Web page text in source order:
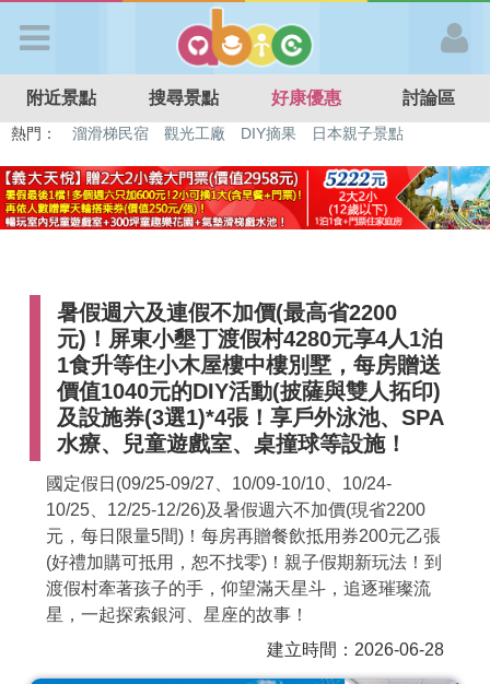
APP登入
首 頁
好康優惠
最新消息
最新留言
商家合作
推薦景點
附近景點 搜尋景點 好康優惠 討論區
熱門： 特色遊戲場 親子住房優惠 台北親子餐廳
溫泉泡湯SPA
暑假週六及連假不加價(最高省2200
元)！屏東小墾丁渡假村4280元享4人1泊
1食升等住小木屋樓中樓別墅，每房贈送
價值1040元的DIY活動(披薩與雙人拓印)
及設施券(3選1)*4張！享戶外泳池、SPA
水療、兒童遊戲室、桌撞球等設施！
國定假日(09/25-09/27、10/09-10/10、10/24-
10/25、12/25-12/26)及暑假週六不加價(現省2200
元，每日限量5間)！每房再贈餐飲抵用券200元乙張
(好禮加購可抵用，恕不找零)！親子假期新玩法！到
渡假村牽著孩子的手，仰望滿天星斗，追逐璀璨流
星，一起探索銀河、星座的故事！
建立時間：2026-06-28